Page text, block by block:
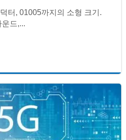
터, 01005까지의 소형 크기.
드,...